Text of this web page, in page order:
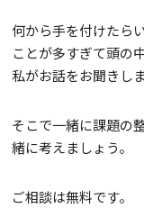
何から手を付けたら
ことが多すぎて頭の
私がお話をお聞きしま
そこで一緒に課題の
緒に考えましょう。
ご相談は無料です。